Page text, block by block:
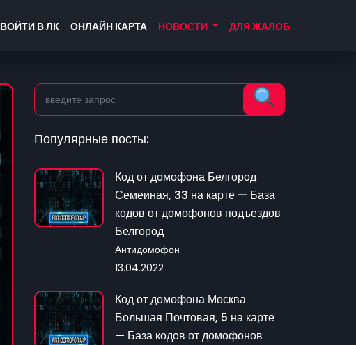
ВОЙТИ В ЛК ОНЛАЙН КАРТА НОВОСТИ ДЛЯ ЖАЛОБ
Популярные посты:
Код от домофона Белгород
Семеиная, 33 на карте — База
кодов от домофонов подъездов
Белгород
Антидомофон
13.04.2022
Код от домофона Москва
Большая Почтовая, 5 на карте
— База кодов от домофонов